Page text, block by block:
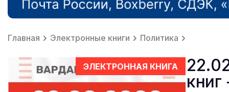
Главная Электронные книги Политика
ЭЛЕКТРОННАЯ КНИГА
книг